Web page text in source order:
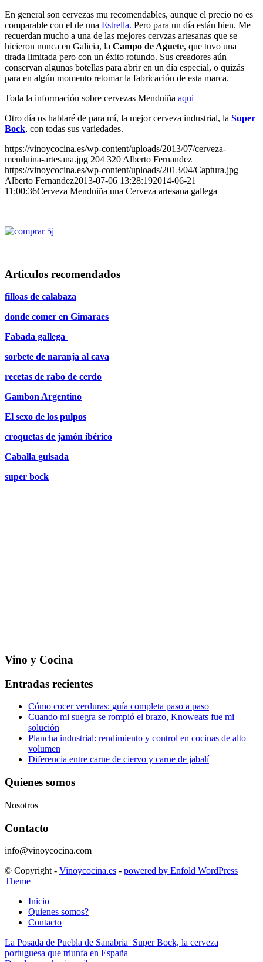
En general son cervezas mu recomendables, aunque el precio no es
comparable con el de una Estrella. Pero para un día están bien. Me
recuerdan mucho a una de las mejores cervzas artesanas que se
hicieron nunca en Galicia, la Campo de Aguete, que tuvo una
tirada limitada pero con un éxito rotundo. Sus creadores aún
conservan algunas botellas para abrir en un día especial, o quizás
para en algún momento retomar la fabricación de esta marca.
Toda la información sobre cervezas Menduiña aqui
Otro día os hablaré de para mí, la mejor cerveza industrial, la Super
Bock, con todas sus variedades.
https://vinoycocina.es/wp-content/uploads/2013/07/cerveza-
menduina-artesana.jpg 204 320 Alberto Fernandez
https://vinoycocina.es/wp-content/uploads/2013/04/Captura.jpg
Alberto Fernandez2013-07-06 13:28:192014-06-21
11:00:36Cerveza Menduiña una Cerveza artesana gallega
Articulos recomendados
filloas de calabaza
donde comer en Gimaraes
Fabada gallega
sorbete de naranja al cava
recetas de rabo de cerdo
Gambon Argentino
El sexo de los pulpos
croquetas de jamón ibérico
Caballa guisada
super bock
Vino y Cocina
Entradas recientes
Cómo cocer verduras: guía completa paso a paso
Cuando mi suegra se rompió el brazo, Knoweats fue mi
solución
Plancha industrial: rendimiento y control en cocinas de alto
volumen
Diferencia entre carne de ciervo y carne de jabalí
Quienes somos
Nosotros
Contacto
info@vinoycocina.com
© Copyright - Vinoycocina.es - powered by Enfold WordPress
Theme
Inicio
Quienes somos?
Contacto
La Posada de Puebla de Sanabria Super Bock, la cerveza
portuguesa que triunfa en España